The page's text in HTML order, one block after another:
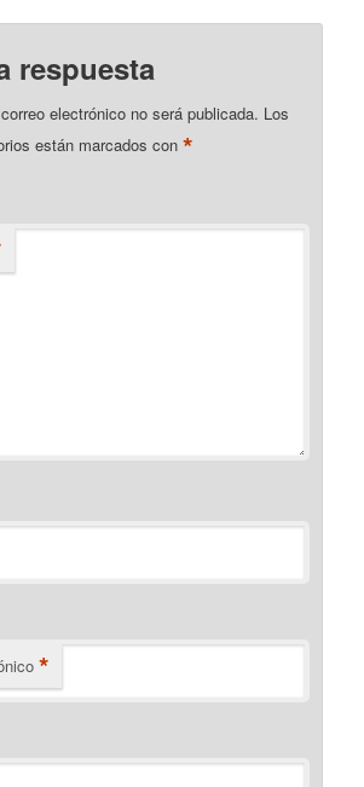
respuesta
electrónico no será publicada. Los
están marcados con*
*